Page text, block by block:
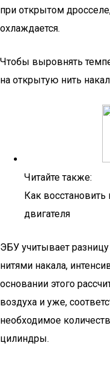
при открытом
охлаждается.
Чтобы выровнять
на открытую нить
Читайте также:
Как
двигателя
ЭБУ учитывает
нитями накала,
основании этого
воздуха и уже,
необходимое
цилиндры.